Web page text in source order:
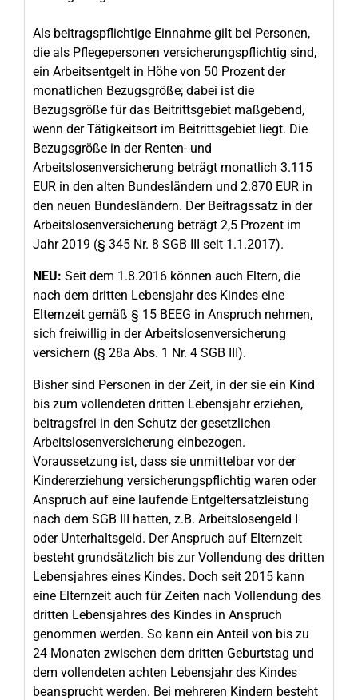
Als beitragspflichtige Einnahme gilt bei Personen,
die als Pflegepersonen versicherungspflichtig sind,
ein Arbeitsentgelt in Höhe von 50 Prozent der
monatlichen Bezugsgröße; dabei ist die
Bezugsgröße für das Beitrittsgebiet maßgebend,
wenn der Tätigkeitsort im Beitrittsgebiet liegt. Die
Bezugsgröße in der Renten- und
Arbeitslosenversicherung beträgt monatlich 3.115
EUR in den alten Bundesländern und 2.870 EUR in
den neuen Bundesländern. Der Beitragssatz in der
Arbeitslosenversicherung beträgt 2,5 Prozent im
Jahr 2019 (§ 345 Nr. 8 SGB III seit 1.1.2017).
NEU: Seit dem 1.8.2016 können auch Eltern, die
nach dem dritten Lebensjahr des Kindes eine
Elternzeit gemäß § 15 BEEG in Anspruch nehmen,
sich freiwillig in der Arbeitslosenversicherung
versichern (§ 28a Abs. 1 Nr. 4 SGB III).
Bisher sind Personen in der Zeit, in der sie ein Kind
bis zum vollendeten dritten Lebensjahr erziehen,
beitragsfrei in den Schutz der gesetzlichen
Arbeitslosenversicherung einbezogen.
Voraussetzung ist, dass sie unmittelbar vor der
Kindererziehung versicherungspflichtig waren oder
Anspruch auf eine laufende Entgeltersatzleistung
nach dem SGB III hatten, z.B. Arbeitslosengeld I
oder Unterhaltsgeld. Der Anspruch auf Elternzeit
besteht grundsätzlich bis zur Vollendung des dritten
Lebensjahres eines Kindes. Doch seit 2015 kann
eine Elternzeit auch für Zeiten nach Vollendung des
dritten Lebensjahres des Kindes in Anspruch
genommen werden. So kann ein Anteil von bis zu
24 Monaten zwischen dem dritten Geburtstag und
dem vollendeten achten Lebensjahr des Kindes
beansprucht werden. Bei mehreren Kindern besteht